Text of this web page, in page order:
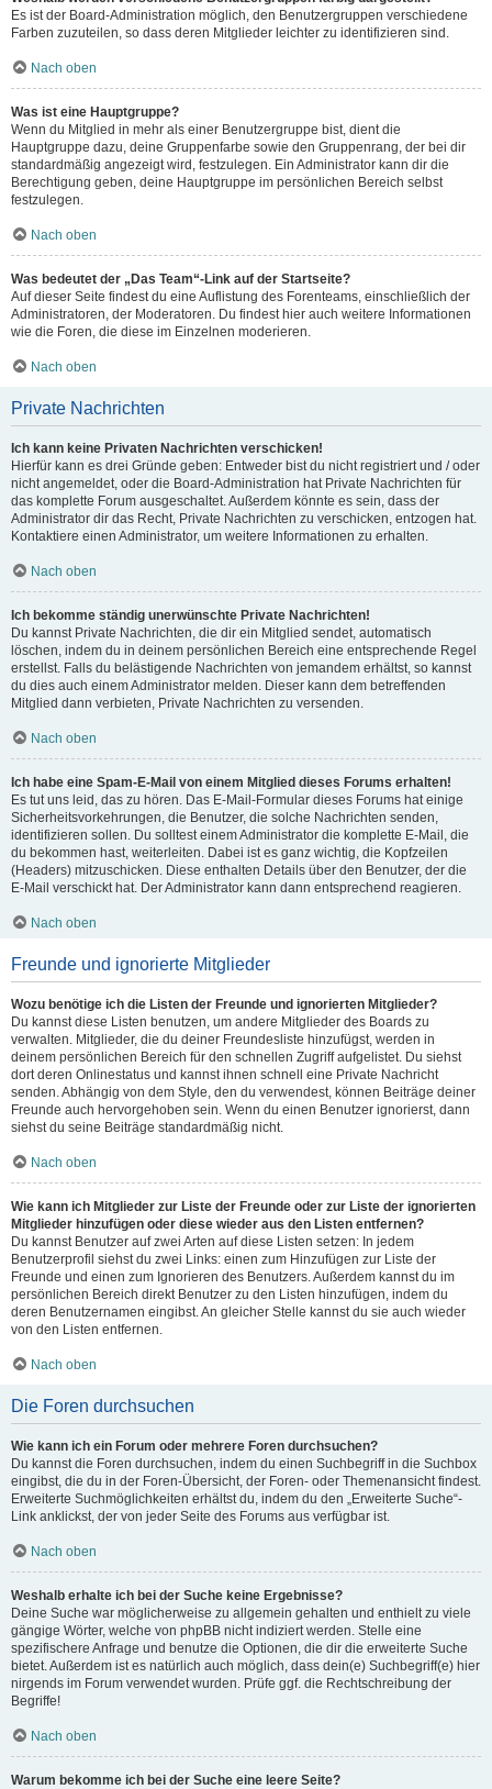
Es ist der Board-Administration möglich, den Benutzergruppen verschiedene
Farben zuzuteilen, so dass deren Mitglieder leichter zu identifizieren sind.
Nach oben
Was ist eine Hauptgruppe?
Wenn du Mitglied in mehr als einer Benutzergruppe bist, dient die
Hauptgruppe dazu, deine Gruppenfarbe sowie den Gruppenrang, der bei dir
standardmäßig angezeigt wird, festzulegen. Ein Administrator kann dir die
Berechtigung geben, deine Hauptgruppe im persönlichen Bereich selbst
festzulegen.
Nach oben
Was bedeutet der „Das Team“-Link auf der Startseite?
Auf dieser Seite findest du eine Auflistung des Forenteams, einschließlich der
Administratoren, der Moderatoren. Du findest hier auch weitere Informationen
wie die Foren, die diese im Einzelnen moderieren.
Nach oben
Private Nachrichten
Ich kann keine Privaten Nachrichten verschicken!
Hierfür kann es drei Gründe geben: Entweder bist du nicht registriert und / oder
nicht angemeldet, oder die Board-Administration hat Private Nachrichten für
das komplette Forum ausgeschaltet. Außerdem könnte es sein, dass der
Administrator dir das Recht, Private Nachrichten zu verschicken, entzogen hat.
Kontaktiere einen Administrator, um weitere Informationen zu erhalten.
Nach oben
Ich bekomme ständig unerwünschte Private Nachrichten!
Du kannst Private Nachrichten, die dir ein Mitglied sendet, automatisch
löschen, indem du in deinem persönlichen Bereich eine entsprechende Regel
erstellst. Falls du belästigende Nachrichten von jemandem erhältst, so kannst
du dies auch einem Administrator melden. Dieser kann dem betreffenden
Mitglied dann verbieten, Private Nachrichten zu versenden.
Nach oben
Ich habe eine Spam-E-Mail von einem Mitglied dieses Forums erhalten!
Es tut uns leid, das zu hören. Das E-Mail-Formular dieses Forums hat einige
Sicherheitsvorkehrungen, die Benutzer, die solche Nachrichten senden,
identifizieren sollen. Du solltest einem Administrator die komplette E-Mail, die
du bekommen hast, weiterleiten. Dabei ist es ganz wichtig, die Kopfzeilen
(Headers) mitzuschicken. Diese enthalten Details über den Benutzer, der die
E-Mail verschickt hat. Der Administrator kann dann entsprechend reagieren.
Nach oben
Freunde und ignorierte Mitglieder
Wozu benötige ich die Listen der Freunde und ignorierten Mitglieder?
Du kannst diese Listen benutzen, um andere Mitglieder des Boards zu
verwalten. Mitglieder, die du deiner Freundesliste hinzufügst, werden in
deinem persönlichen Bereich für den schnellen Zugriff aufgelistet. Du siehst
dort deren Onlinestatus und kannst ihnen schnell eine Private Nachricht
senden. Abhängig von dem Style, den du verwendest, können Beiträge deiner
Freunde auch hervorgehoben sein. Wenn du einen Benutzer ignorierst, dann
siehst du seine Beiträge standardmäßig nicht.
Nach oben
Wie kann ich Mitglieder zur Liste der Freunde oder zur Liste der ignorierten
Mitglieder hinzufügen oder diese wieder aus den Listen entfernen?
Du kannst Benutzer auf zwei Arten auf diese Listen setzen: In jedem
Benutzerprofil siehst du zwei Links: einen zum Hinzufügen zur Liste der
Freunde und einen zum Ignorieren des Benutzers. Außerdem kannst du im
persönlichen Bereich direkt Benutzer zu den Listen hinzufügen, indem du
deren Benutzernamen eingibst. An gleicher Stelle kannst du sie auch wieder
von den Listen entfernen.
Nach oben
Die Foren durchsuchen
Wie kann ich ein Forum oder mehrere Foren durchsuchen?
Du kannst die Foren durchsuchen, indem du einen Suchbegriff in die Suchbox
eingibst, die du in der Foren-Übersicht, der Foren- oder Themenansicht findest.
Erweiterte Suchmöglichkeiten erhältst du, indem du den „Erweiterte Suche“-
Link anklickst, der von jeder Seite des Forums aus verfügbar ist.
Nach oben
Weshalb erhalte ich bei der Suche keine Ergebnisse?
Deine Suche war möglicherweise zu allgemein gehalten und enthielt zu viele
gängige Wörter, welche von phpBB nicht indiziert werden. Stelle eine
spezifischere Anfrage und benutze die Optionen, die dir die erweiterte Suche
bietet. Außerdem ist es natürlich auch möglich, dass dein(e) Suchbegriff(e) hier
nirgends im Forum verwendet wurden. Prüfe ggf. die Rechtschreibung der
Begriffe!
Nach oben
Warum bekomme ich bei der Suche eine leere Seite?